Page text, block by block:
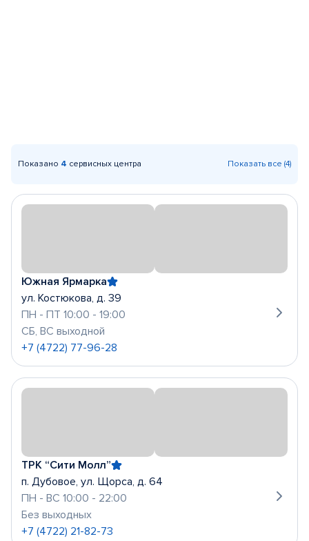
Показано 4 сервисных центра Показать все (4)
Южная Ярмарка
ул. Костюкова, д. 39
ПН - ПТ 10:00 - 19:00
СБ, ВС выходной
+7 (4722) 77-96-28
ТРК “Сити Молл”
п. Дубовое, ул. Щорса, д. 64
ПН - ВС 10:00 - 22:00
Без выходных
+7 (4722) 21-82-73